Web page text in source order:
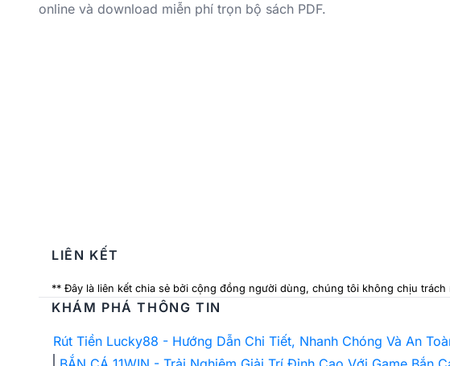
online và download miễn phí trọn bộ sách PDF.
LIÊN KẾT
** Đây là liên kết chia sẻ bởi cộng đồng người dùng, chúng tôi không chịu
KHÁM PHÁ THÔNG TIN
Rút Tiền Lucky88 - Hướng Dẫn Chi Tiết, Nhanh Chóng Và An